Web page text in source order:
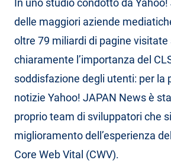
In uno studio condotto da Yahoo!
delle maggiori aziende
oltre 79 miliardi di pagine
chiaramente l’importanza del
soddisfazione degli utenti: per la
notizie Yahoo! JAPAN News è
proprio team di sviluppatori che
miglioramento dell’esperienza
Core Web Vital (CWV).